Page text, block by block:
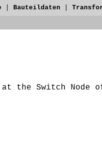
Bauteildaten
the Switch Node